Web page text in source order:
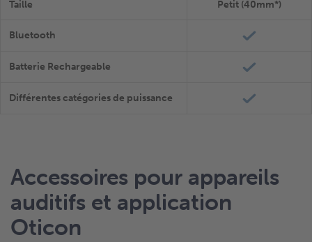
Taille Petit (40mm*)
Bluetooth
Batterie Rechargeable
Différentes catégories de puissance
Accessoires pour appareils
auditifs et application
Oticon